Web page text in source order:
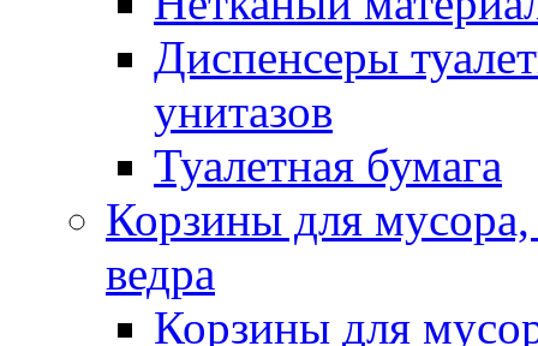
Диспенсеры
унитазов
Туалетная бумага
Корзины для
ведра
Корзины для